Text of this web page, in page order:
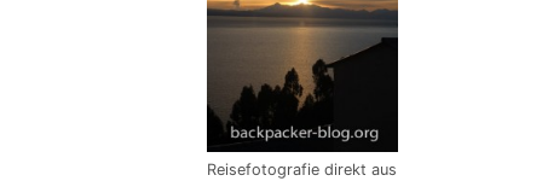
Reisefotografie direkt aus